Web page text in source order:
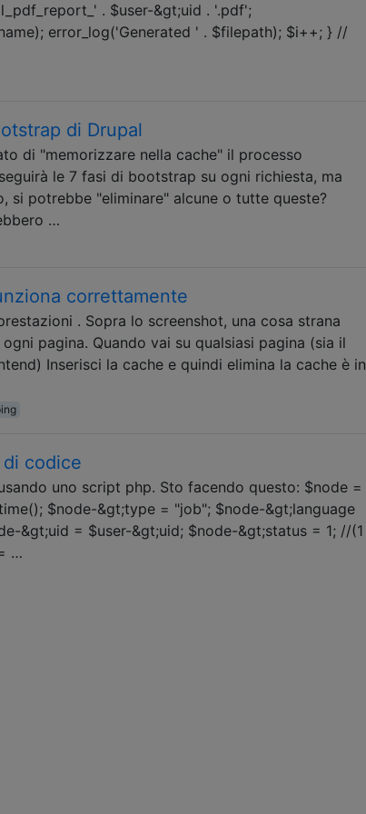
. $user-&gt;uid . '.pdf';
error_log('Generated ' . $filepath); $i++; } //
di Drupal
di "memorizzare nella cache" il processo
le 7 fasi di bootstrap su ogni richiesta, ma
si potrebbe "eliminare" alcune o tutte queste?
…
correttamente
. Sopra lo screenshot, una cosa strana
pagina. Quando vai su qualsiasi pagina (sia il
Inserisci la cache e quindi elimina la cache è in
codice
uno script php. Sto facendo questo: $node =
$node-&gt;type = "job"; $node-&gt;language
&gt;uid = $user-&gt;uid; $node-&gt;status = 1; //(1
…